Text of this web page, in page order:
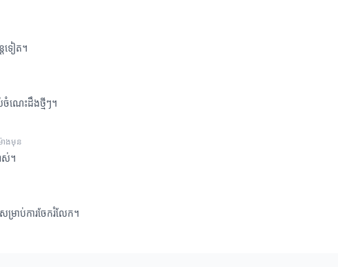
ទៀត។
ណេះដឹងថ្មីៗ។
ងមុន
ស់។
ាប់ការចែករំលែក។